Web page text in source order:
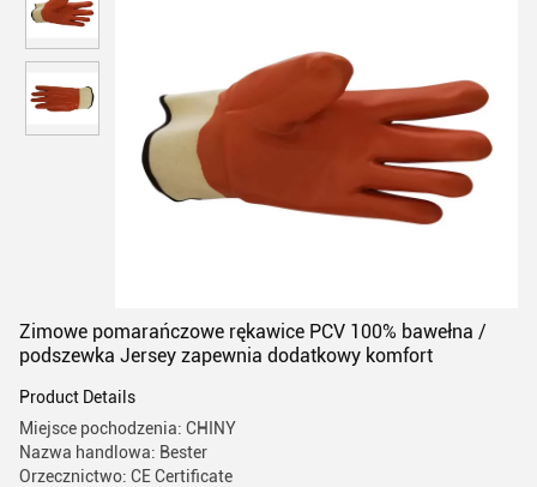
Zimowe pomarańczowe rękawice PCV 100% bawełna /
podszewka Jersey zapewnia dodatkowy komfort
Product Details
Miejsce pochodzenia: CHINY
Nazwa handlowa: Bester
Orzecznictwo: CE Certificate